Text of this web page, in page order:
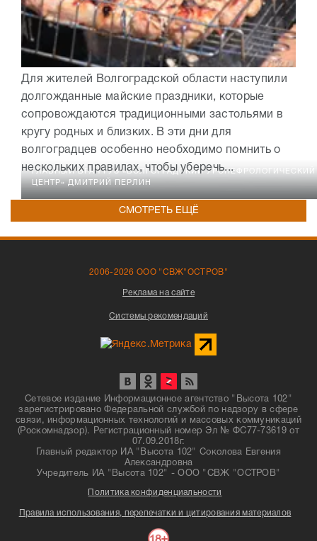
ГЛАВНЫЙ ВРАЧ ГУЗ «ВОЛГОГРАДСКИЙ УРОНЕФРОЛОГИЧЕСКИЙ
ЦЕНТР» ДМИТРИЙ ПЕРЛИН
Для жителей Волгоградской области наступили
долгожданные майские праздники, которые
сопровождаются традиционными застольями в
кругу родных и близких. В эти дни для
волгоградцев особенно необходимо помнить о
нескольких правилах, чтобы уберечь...
СМОТРЕТЬ ЕЩЁ
2006-2026 ООО "СВЖ"ОСТРОВ"
Реклама на сайте
Системы рекомендаций
Сетевое издание Информационное агентство "Высота 102"
зарегистрировано Федеральной службой по надзору в сфере
связи, информационных технологий и массовых коммуникаций
(Роскомнадзор). Регистрационный номер Эл № ФС77-73619 от
07.09.2018г.
Главный редактор ИА "Высота 102" Соколова Евгения
Александровна
Учредитель ИА "Высота 102" - ООО "СВЖ "ОСТРОВ"
Политика конфиденциальности
Правила использования, перепечатки и цитирования материалов